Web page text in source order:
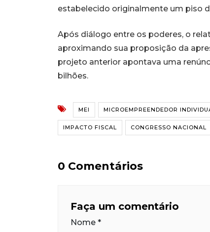
estabelecido originalmente um piso
Após diálogo entre os poderes, o
aproximando sua proposição da
projeto anterior apontava uma
bilhões.
MEI MICROEMPREENDEDOR
IMPACTO FISCAL CONGRESSO NACIONAL
0 Comentários
Faça um comentário
Nome *